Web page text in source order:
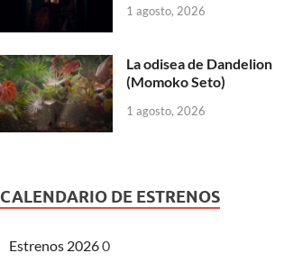
1 agosto, 2026
La odisea de Dandelion
(Momoko Seto)
1 agosto, 2026
CALENDARIO DE ESTRENOS
Estrenos 20260